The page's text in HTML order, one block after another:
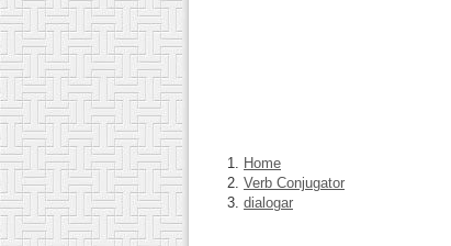
Home
Verb Conjugator
dialogar